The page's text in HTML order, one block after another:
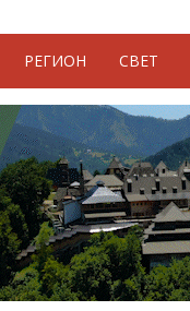
РЕГИОН СВЕТ